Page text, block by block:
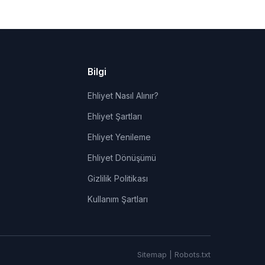
Bilgi
Ehliyet Nasıl Alınır?
Ehliyet Şartları
Ehliyet Yenileme
Ehliyet Dönüşümü
Gizlilik Politikası
Kullanım Şartları
Sitemap Robots.txt